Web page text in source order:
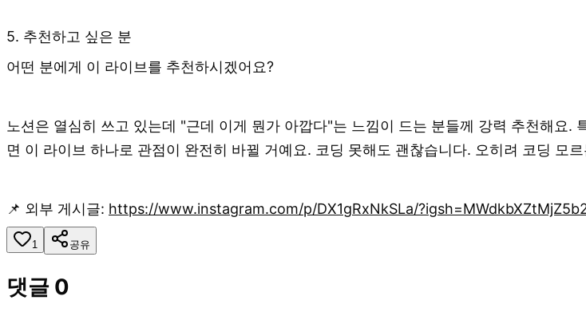
5. 추천하고 싶은 분
어떤 분에게 이 라이브를 추천하시겠어요?
노션은 열심히 쓰고 있는데 "근데 이게 뭔가 아깝다"는 느낌이 드는 분들께 강력 추천해요
면 이 라이브 하나로 관점이 완전히 바뀔 거예요. 코딩 못해도 괜찮습니다. 오히려 코딩 모
📌 외부 게시글: https://www.instagram.com/p/DX1gRxNkSLa/
1 공유
댓글 0